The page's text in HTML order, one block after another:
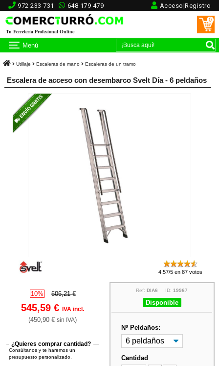
972 233 731 648 179 479 Acceso|Registro
Tu Ferretería Profesional Online
0
Menú
Utillaje Escaleras de mano Escaleras de un tramo
Escalera de acceso con desembarco Svelt Día - 6 peldaños
4.57/5 en 87 votos
10% 606,21 €
545,59 €IVA incl.
(450,90 €sin IVA)
¿Quieres comprar cantidad?
Consúltanos y te haremos un
presupuesto personalizado.
Ref:DIA6 ID:19967
Disponible
Nº Peldaños:
Cantidad